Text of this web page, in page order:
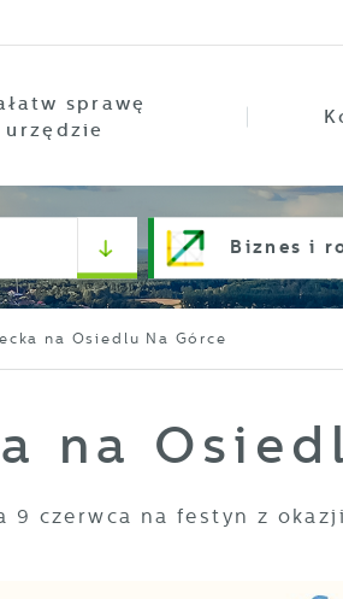
sprawę
urzędzie
Biznes i
na Osiedlu Na Górce
na
9 czerwca na festyn z